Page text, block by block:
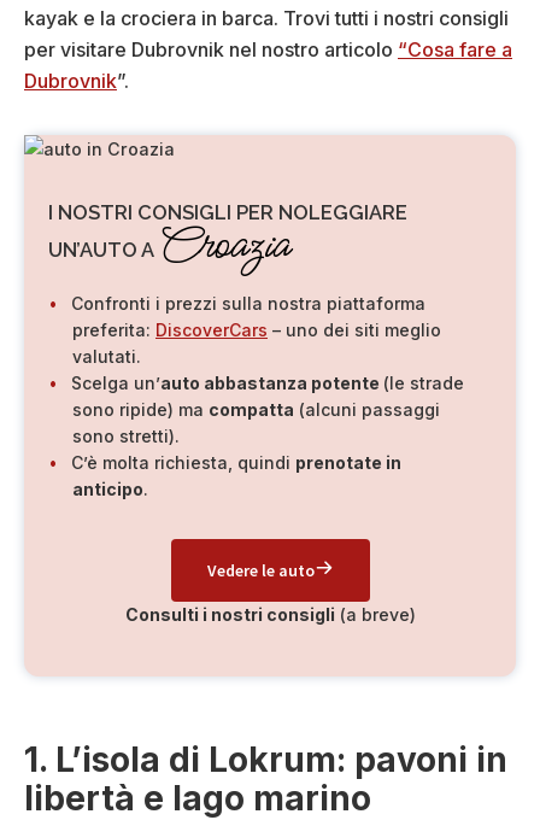
kayak e la crociera in barca. Trovi tutti i nostri consigli
per visitare Dubrovnik nel nostro articolo “Cosa fare a
Dubrovnik”.
I NOSTRI CONSIGLI PER NOLEGGIARE
UN’AUTO A Croazia
Confronti i prezzi sulla nostra piattaforma
preferita: DiscoverCars – uno dei siti meglio
valutati.
Scelga un’auto abbastanza potente (le strade
sono ripide) ma compatta (alcuni passaggi
sono stretti).
C’è molta richiesta, quindi prenotate in
anticipo.
Vedere le auto
Consulti i nostri consigli (a breve)
1. L’isola di Lokrum: pavoni in
libertà e lago marino